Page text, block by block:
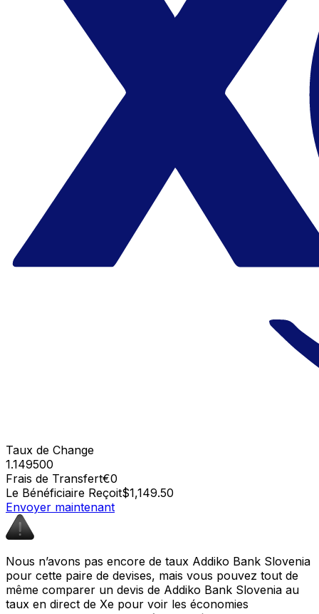
Taux de Change
1.149500
Frais de Transfert€0
Le Bénéficiaire Reçoit$1,149.50
Envoyer maintenant
Nous n’avons pas encore de taux Addiko Bank Slovenia
pour cette paire de devises, mais vous pouvez tout de
même comparer un devis de Addiko Bank Slovenia au
taux en direct de Xe pour voir les économies